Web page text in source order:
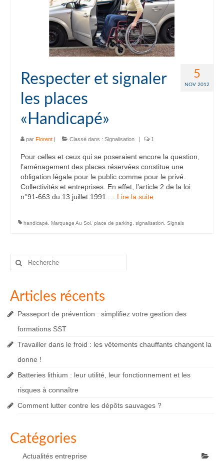
5
NOV 2012
Respecter et signaler
les places
«Handicapé»
par Florent | Classé dans : Signalisation | 1
Pour celles et ceux qui se poseraient encore la question,
l’aménagement des places réservées constitue une
obligation légale pour le public comme pour le privé.
Collectivités et entreprises. En effet, l’article 2 de la loi
n°91-663 du 13 juillet 1991 … Lire la suite­­
handicapé Marquage Au Sol place de parking signalisation Signals
Rechercher
Articles récents
Passeport de prévention : simplifiez votre gestion des
formations SST
Travailler dans le froid : les vêtements chauffants changent la
donne !
Batteries lithium : leur utilité, leur fonctionnement et les
risques à connaître
Comment lutter contre les dépôts sauvages ?
Catégories
Actualités entreprise